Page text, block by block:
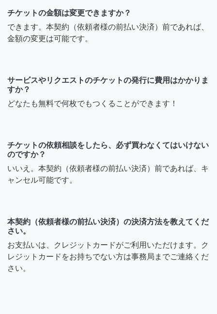
チケットの金額は変更できますか？
できます。本契約（依頼者様の前払い決済）前であれば、
金額の変更は可能です。
サービスやリクエストのチケットの発行に費用はかかりま
すか？
どなたも無料で何枚でもつくることができます！
チケットの依頼相談をしたら、必ず買わなくてはいけない
のですか？
いいえ。本契約（依頼者様の前払い決済）前であれば、キ
ャンセル可能です。
本契約（依頼者様の前払い決済）の決済方法を教えてくだ
さい。
お支払いは、クレジットカードがご利用いただけます。ク
レジットカードをお持ちでない方は事務局までご連絡くだ
さい。